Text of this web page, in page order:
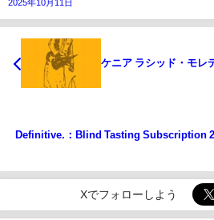
2025年10月11日
ケニア ラシッド・モレ
Definitive.：Blind Tasting Subscription
Xでフォローしよう